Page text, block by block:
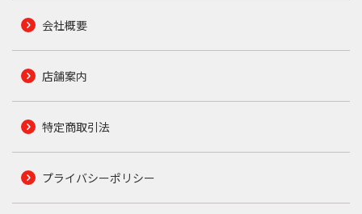
会社概要
店舗案内
特定商取引法
プライバシーポリシー